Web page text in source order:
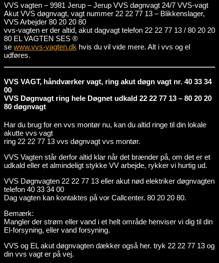
VVS vagten – 9981 Jerup – Jerup VVS døgnvagt 24/7 VVS-vagt
Akut VVS døgnvagt, vagt nummer 22 22 77 13 – Blikkenslager,
VVS Arbejder 80 20 20 80
vvs-vagten er der altid, akut dagvagt telefon 22 22 77 13 / 80 20 20
80 EL VAGTEN SES ®
se www.vvs-vagten.dk hvis du vil vide mere. Alt i vvs og el
udføres.
VVS VAGT, håndværker vagt, ring akut døgn vagt nr. 40 33 34
00
VVS Døgnvagt ring hele Døgnet udkald 22 22 77 13 – 80 20 20
80 døgnvagt
Har du brug for en vvs montør nu, kan du altid ringe til din lokale
akutte vvs vagt
ring 22 22 77 13 vvs døgnvagt vvs montør.
VVS Vagten står derfor altid klar når det brænder på, om det er et
udkald eller et almindeligt stykke VV arbejde, rykker vi hurtig ud.
VVS Døgnvagten 22 22 77 13 eller akut nød elektriker døgnvagten
telefon 40 33 34 00
Dag vagten kan kontaktes på vor Callcenter. 80 20 20 80.
Bemærk:
Mangler der strøm eller vand i et helt område henviser vi dig til din
El-forsyning, eller vand forsyning.
VVS og EL akut døgnvagten dækker også her. tryk 22 22 77 13 og
din vvs vagt er på vej.